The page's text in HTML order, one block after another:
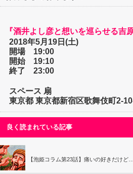
『酒井よし彦と想いを巡らせる吉
2018年5月19日(土)
開場 19:00
開始 19:10
終了 23:00
スペース 扇
東京都 東京都新宿区歌舞伎町2-
良く読まれている記事
【泡姫コラム第23話】痛いの好きだけど…